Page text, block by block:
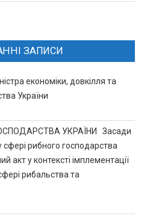
ЗАПИСИ
економіки, довкілля та
України
УКРАЇНИ Засади
сфері рибного господарства
акт у контексті імплементації
рибальства та